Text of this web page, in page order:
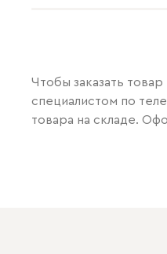
Чтобы заказать
специалистом по
товара на складе.